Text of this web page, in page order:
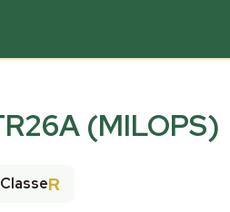
(MILOPS)
ClasseR